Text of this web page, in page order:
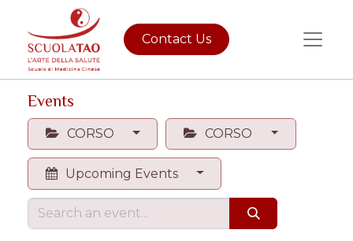
Contact Us
Events
CORSO CORSO
Upcoming Events